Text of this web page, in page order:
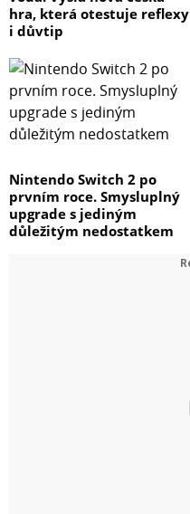
hra, která otestuje reflexy
i důvtip
Nintendo Switch 2 po
prvním roce. Smysluplný
upgrade s jediným
důležitým nedostatkem